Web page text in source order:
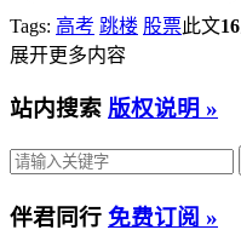
Tags: 高考 跳楼 股票此文16
展开更多内容
站内搜索 版权说明 »
伴君同行 免费订阅 »